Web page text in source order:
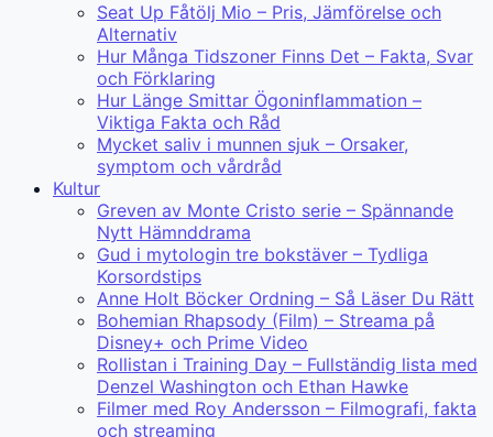
Seat Up Fåtölj Mio – Pris, Jämförelse och
Alternativ
Hur Många Tidszoner Finns Det – Fakta, Svar
och Förklaring
Hur Länge Smittar Ögoninflammation –
Viktiga Fakta och Råd
Mycket saliv i munnen sjuk – Orsaker,
symptom och vårdråd
Kultur
Greven av Monte Cristo serie – Spännande
Nytt Hämnddrama
Gud i mytologin tre bokstäver – Tydliga
Korsordstips
Anne Holt Böcker Ordning – Så Läser Du Rätt
Bohemian Rhapsody (Film) – Streama på
Disney+ och Prime Video
Rollistan i Training Day – Fullständig lista med
Denzel Washington och Ethan Hawke
Filmer med Roy Andersson – Filmografi, fakta
och streaming